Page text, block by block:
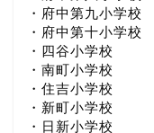
・府中第九小学校
・府中第十小学校
・四谷小学校
・南町小学校
・住吉小学校
・新町小学校
・日新小学校